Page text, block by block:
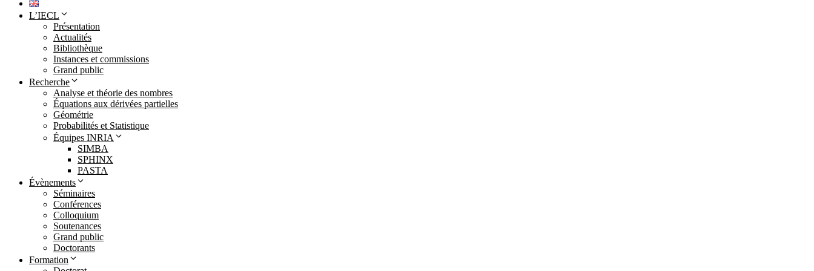
L’IECL
Présentation
Actualités
Bibliothèque
Instances et commissions
Grand public
Recherche
Analyse et théorie des nombres
Équations aux dérivées partielles
Géométrie
Probabilités et Statistique
Équipes INRIA
SIMBA
SPHINX
PASTA
Évènements
Séminaires
Conférences
Colloquium
Soutenances
Grand public
Doctorants
Formation